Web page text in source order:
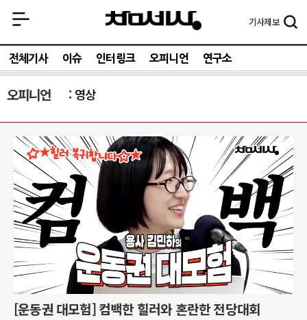
기사제보
전체기사 이슈 인터링크 오피니언 연구소
오피니언 영상
[운동권 대모험] 컴백한 힐러와 혼란한 전당대회